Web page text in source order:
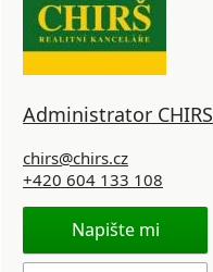
Administrator CHIRS
chirs@chirs.cz
+420 604 133 108
Napište mi